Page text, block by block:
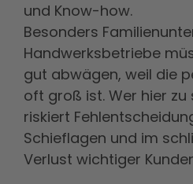
und Know-how.
Besonders
Handwerksbetriebe
gut abwägen, weil die
oft groß ist. Wer hier
riskiert
Schieflagen und im
Verlust wichtiger